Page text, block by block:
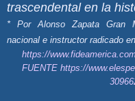
trascendental en la
* Por Alonso Zapata Gran
nacional e instructor radicado
https://
FUENTE https://